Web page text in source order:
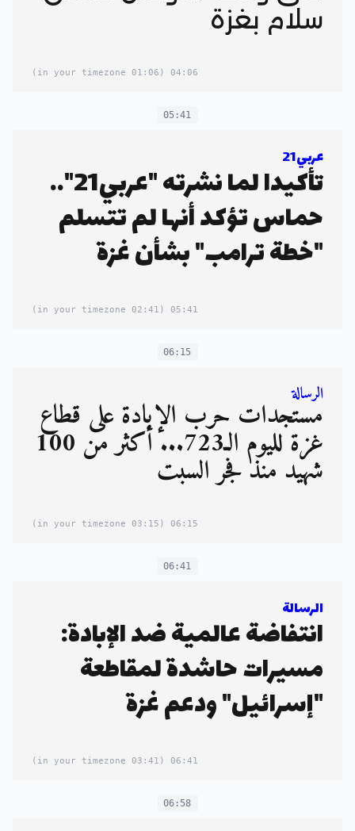
سلام بغزة
04:06
(01:06 in your timezone)
05:41
عربي21
تأكيدا لما نشرته "عربي21"..
حماس تؤكد أنها لم تتسلم
"خطة ترامب" بشأن غزة
05:41
(02:41 in your timezone)
06:15
الرسالة
مستجدات حرب الإبادة على قطاع
غزة لليوم الـ723... أكثر من 100
شهيد منذ فجر السبت
06:15
(03:15 in your timezone)
06:41
الرسالة
انتفاضة عالمية ضد الإبادة:
مسيرات حاشدة لمقاطعة
"إسرائيل" ودعم غزة
06:41
(03:41 in your timezone)
06:58